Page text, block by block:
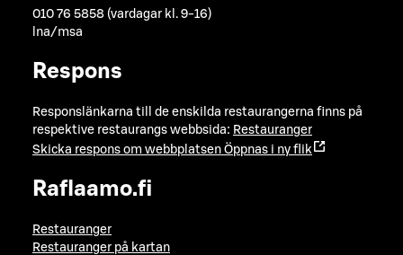
010 76 5858 (vardagar kl. 9-16)
lna/msa
Respons
Responslänkarna till de enskilda restaurangerna finns på
respektive restaurangs webbsida: Restauranger
Skicka respons om webbplatsen Öppnas i ny flik
Raflaamo.fi
Restauranger
Restauranger på kartan